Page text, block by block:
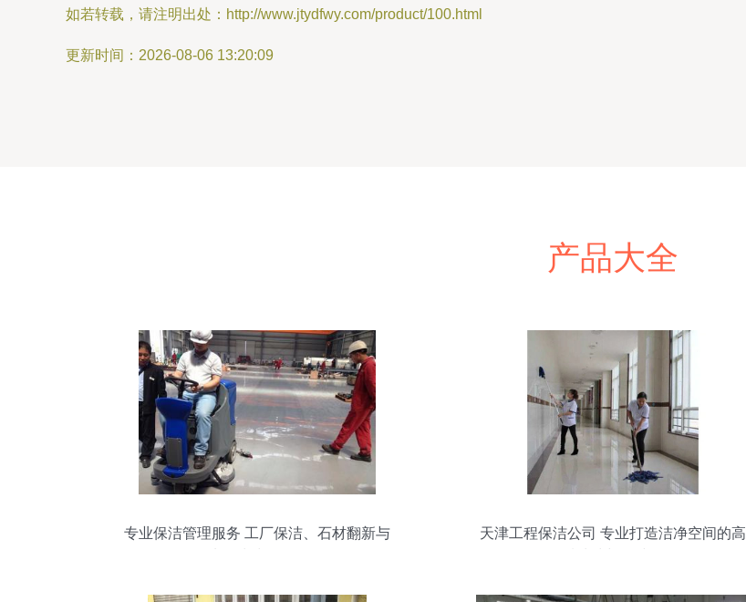
如若转载，请注明出处：http://www.jtydfwy.com/product/100.html
更新时间：2026-08-06 13:20:09
产品大全
专业保洁管理服务 工厂保洁、石材翻新与
天津工程保洁公司 专业打造洁净空间的高